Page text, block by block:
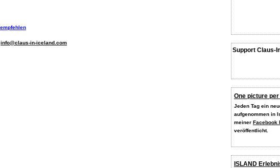
Support Claus-
One picture
Jeden Tag ein
aufgenommen in
meiner Facebook
veröffentlicht.
ISLAND
info@claus-in-iceland.com